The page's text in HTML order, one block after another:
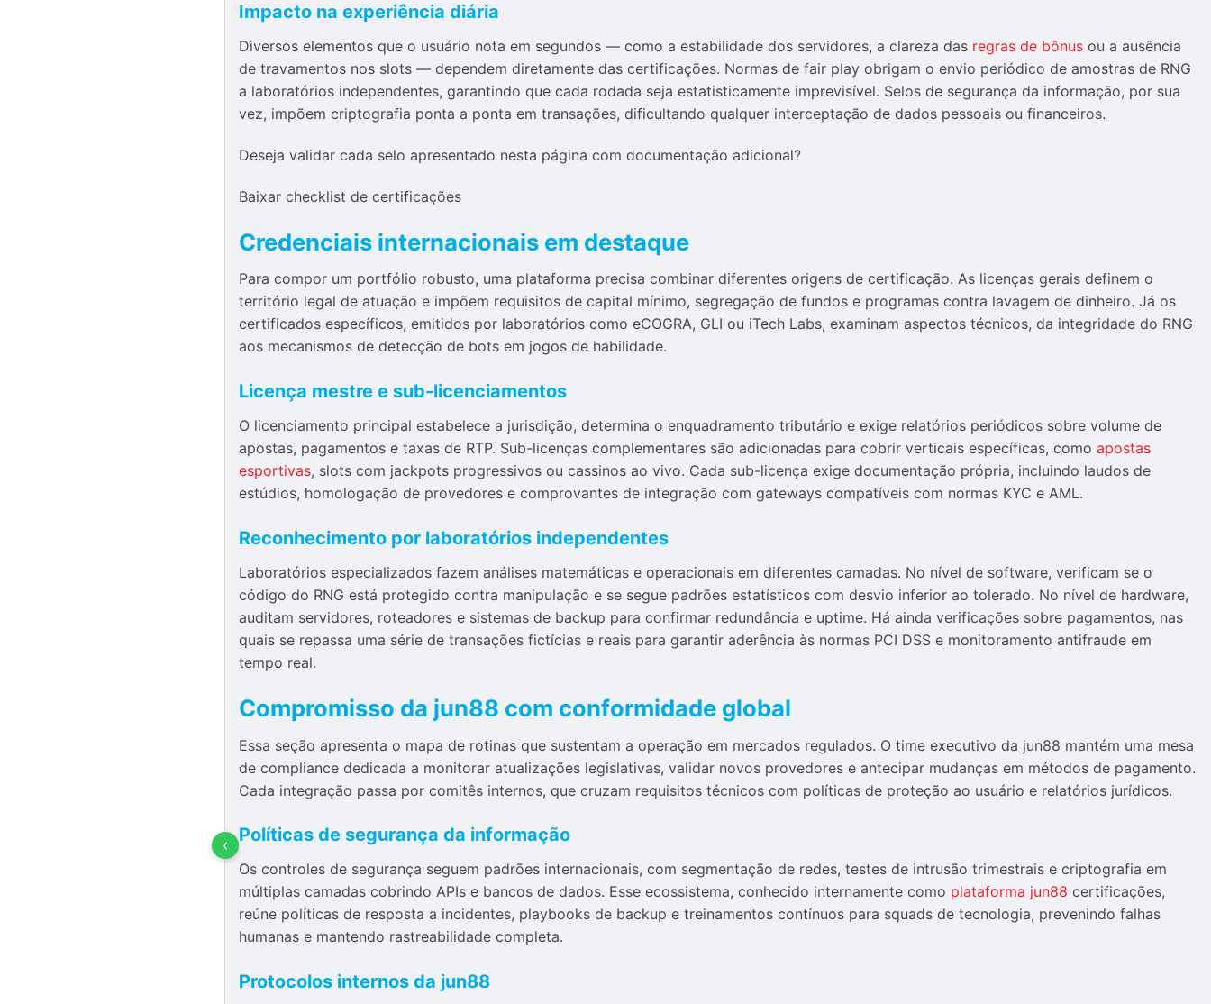
Impacto na experiência diária
Diversos elementos que o usuário nota em segundos — como a estabilidade dos servidores, a clareza das regras de bônus ou a ausência
de travamentos nos slots — dependem diretamente das certificações. Normas de fair play obrigam o envio periódico de amostras de RNG
a laboratórios independentes, garantindo que cada rodada seja estatisticamente imprevisível. Selos de segurança da informação, por sua
vez, impõem criptografia ponta a ponta em transações, dificultando qualquer interceptação de dados pessoais ou financeiros.
Deseja validar cada selo apresentado nesta página com documentação adicional?
Baixar checklist de certificações
Credenciais internacionais em destaque
Para compor um portfólio robusto, uma plataforma precisa combinar diferentes origens de certificação. As licenças gerais definem o
território legal de atuação e impõem requisitos de capital mínimo, segregação de fundos e programas contra lavagem de dinheiro. Já os
certificados específicos, emitidos por laboratórios como eCOGRA, GLI ou iTech Labs, examinam aspectos técnicos, da integridade do RNG
aos mecanismos de detecção de bots em jogos de habilidade.
Licença mestre e sub-licenciamentos
O licenciamento principal estabelece a jurisdição, determina o enquadramento tributário e exige relatórios periódicos sobre volume de
apostas, pagamentos e taxas de RTP. Sub-licenças complementares são adicionadas para cobrir verticais específicas, como apostas
esportivas, slots com jackpots progressivos ou cassinos ao vivo. Cada sub-licença exige documentação própria, incluindo laudos de
estúdios, homologação de provedores e comprovantes de integração com gateways compatíveis com normas KYC e AML.
Reconhecimento por laboratórios independentes
Laboratórios especializados fazem análises matemáticas e operacionais em diferentes camadas. No nível de software, verificam se o
código do RNG está protegido contra manipulação e se segue padrões estatísticos com desvio inferior ao tolerado. No nível de hardware,
auditam servidores, roteadores e sistemas de backup para confirmar redundância e uptime. Há ainda verificações sobre pagamentos, nas
quais se repassa uma série de transações fictícias e reais para garantir aderência às normas PCI DSS e monitoramento antifraude em
tempo real.
Compromisso da jun88 com conformidade global
Essa seção apresenta o mapa de rotinas que sustentam a operação em mercados regulados. O time executivo da jun88 mantém uma mesa
de compliance dedicada a monitorar atualizações legislativas, validar novos provedores e antecipar mudanças em métodos de pagamento.
Cada integração passa por comitês internos, que cruzam requisitos técnicos com políticas de proteção ao usuário e relatórios jurídicos.
Políticas de segurança da informação
Os controles de segurança seguem padrões internacionais, com segmentação de redes, testes de intrusão trimestrais e criptografia em
múltiplas camadas cobrindo APIs e bancos de dados. Esse ecossistema, conhecido internamente como plataforma jun88 certificações,
reúne políticas de resposta a incidentes, playbooks de backup e treinamentos contínuos para squads de tecnologia, prevenindo falhas
humanas e mantendo rastreabilidade completa.
Protocolos internos da jun88
‹